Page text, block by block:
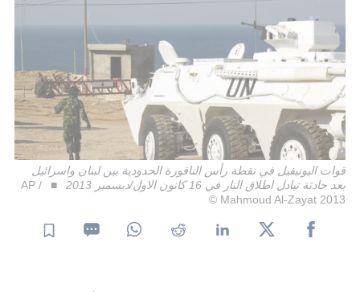
قوات اليونيفيل في نقطة رأس الناقورة الحدودية بين لبنان واسرائيل
بعد حادثة تبادل اطلاق النار في 16 كانون الاول/ديسمبر 2013
AP /
Mahmoud Al-Zayat 2013 ©